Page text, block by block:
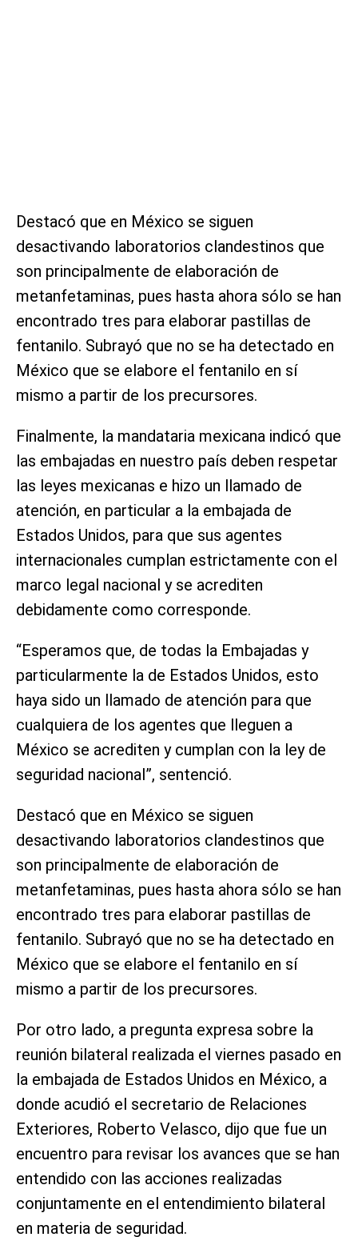
Destacó que en México se siguen
desactivando laboratorios clandestinos que
son principalmente de elaboración de
metanfetaminas, pues hasta ahora sólo se han
encontrado tres para elaborar pastillas de
fentanilo. Subrayó que no se ha detectado en
México que se elabore el fentanilo en sí
mismo a partir de los precursores.
Finalmente, la mandataria mexicana indicó que
las embajadas en nuestro país deben respetar
las leyes mexicanas e hizo un llamado de
atención, en particular a la embajada de
Estados Unidos, para que sus agentes
internacionales cumplan estrictamente con el
marco legal nacional y se acrediten
debidamente como corresponde.
“Esperamos que, de todas la Embajadas y
particularmente la de Estados Unidos, esto
haya sido un llamado de atención para que
cualquiera de los agentes que lleguen a
México se acrediten y cumplan con la ley de
seguridad nacional”, sentenció.
Destacó que en México se siguen
desactivando laboratorios clandestinos que
son principalmente de elaboración de
metanfetaminas, pues hasta ahora sólo se han
encontrado tres para elaborar pastillas de
fentanilo. Subrayó que no se ha detectado en
México que se elabore el fentanilo en sí
mismo a partir de los precursores.
Por otro lado, a pregunta expresa sobre la
reunión bilateral realizada el viernes pasado en
la embajada de Estados Unidos en México, a
donde acudió el secretario de Relaciones
Exteriores, Roberto Velasco, dijo que fue un
encuentro para revisar los avances que se han
entendido con las acciones realizadas
conjuntamente en el entendimiento bilateral
en materia de seguridad.